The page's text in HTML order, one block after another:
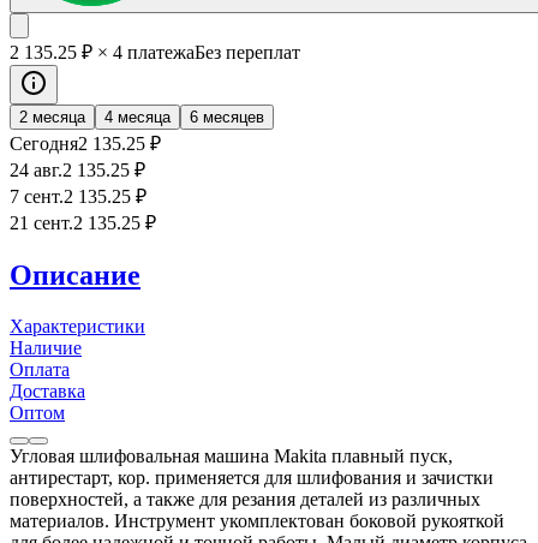
2 135.25 ₽ × 4 платежаБез переплат
2 месяца 4 месяца 6 месяцев
Сегодня2 135.25 ₽
24 авг.2 135.25 ₽
7 сент.2 135.25 ₽
21 сент.2 135.25 ₽
Описание
Характеристики
Наличие
Оплата
Доставка
Оптом
Угловая шлифовальная машина Makita плавный пуск,
антирестарт, кор. применяется для шлифования и зачистки
поверхностей, а также для резания деталей из различных
материалов. Инструмент укомплектован боковой рукояткой